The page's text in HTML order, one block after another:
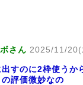
さん 2025/11/
すのに2枠使うか
評価微妙なの